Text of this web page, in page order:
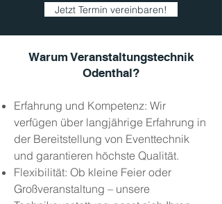
Jetzt Termin vereinbaren!
Warum Veranstaltungstechnik
Odenthal?
Erfahrung und Kompetenz: Wir
verfügen über langjährige Erfahrung in
der Bereitstellung von Eventtechnik
und garantieren höchste Qualität.
Flexibilität: Ob kleine Feier oder
Großveranstaltung – unsere